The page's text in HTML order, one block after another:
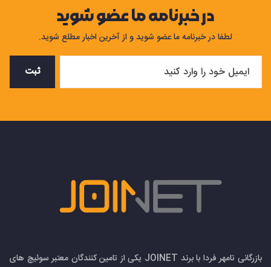
در خبرنامه ما عضو شوید
لطفا در خبرنامه ما عضو شوید و از آخرین اخبار مطلع شوید.
ثبت
بازرگانی تامهر فردا با برند JOINET یکی از تامین کنندگان معتبر سوئیچ های